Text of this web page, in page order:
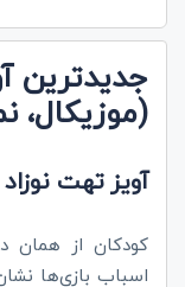
جدیدترین
(موزیکال،
آویز تهت
کودکان از همان
اسباب بازی‌ها